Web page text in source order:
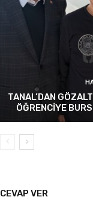
TANAL’DAN
ÖĞRENCİYE
CEVAP VER